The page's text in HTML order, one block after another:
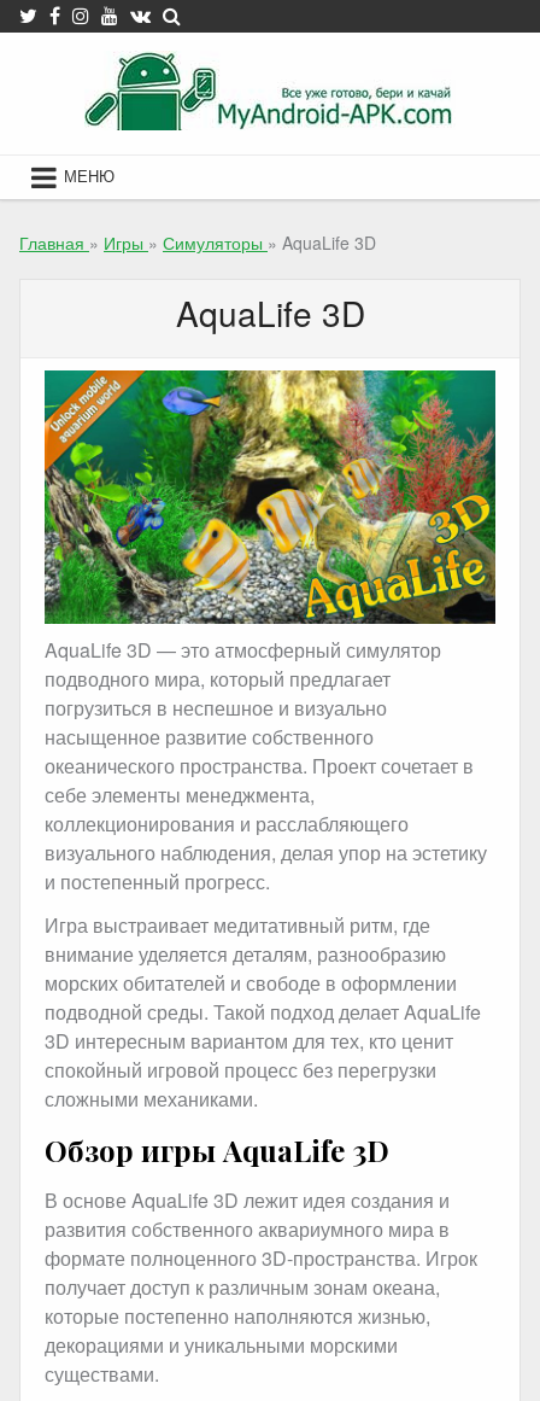
Skip
to
МЕНЮ
Главная » Игры » Симуляторы » AquaLife 3D
AquaLife 3D
AquaLife 3D — это атмосферный симулятор
подводного мира, который предлагает
погрузиться в неспешное и визуально
насыщенное развитие собственного
океанического пространства. Проект сочетает в
себе элементы менеджмента,
коллекционирования и расслабляющего
визуального наблюдения, делая упор на эстетику
и постепенный прогресс.
Игра выстраивает медитативный ритм, где
внимание уделяется деталям, разнообразию
морских обитателей и свободе в оформлении
подводной среды. Такой подход делает AquaLife
3D интересным вариантом для тех, кто ценит
спокойный игровой процесс без перегрузки
сложными механиками.
Обзор игры AquaLife 3D
В основе AquaLife 3D лежит идея создания и
развития собственного аквариумного мира в
формате полноценного 3D-пространства. Игрок
получает доступ к различным зонам океана,
которые постепенно наполняются жизнью,
декорациями и уникальными морскими
существами.